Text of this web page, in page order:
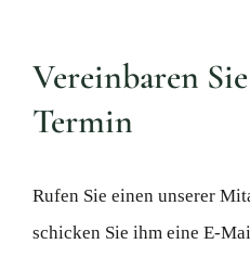
Vereinbaren
Termin
Rufen Sie einen unserer
schicken Sie ihm eine E-